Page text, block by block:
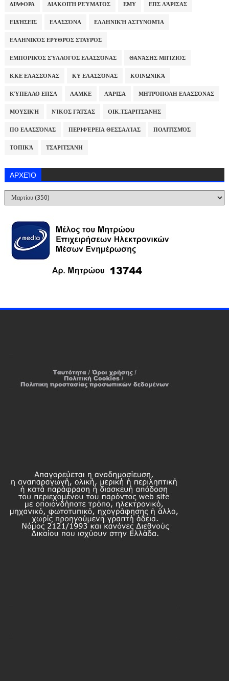
ΔΙΆΦΟΡΑ ΔΙΑΚΟΠΉ ΡΕΎΜΑΤΟΣ ΕΜΥ ΕΠΣ ΛΆΡΙΣΑΣ
ΕΙΔΉΣΕΙΣ ΕΛΑΣΣΌΝΑ ΕΛΛΗΝΙΚΉ ΑΣΤΥΝΟΜΊΑ
ΕΛΛΗΝΙΚΌΣ ΕΡΥΘΡΌΣ ΣΤΑΥΡΌΣ
ΕΜΠΟΡΙΚΌΣ ΣΎΛΛΟΓΟΣ ΕΛΑΣΣΌΝΑΣ ΘΑΝΆΣΗΣ ΜΠΊΖΙΟΣ
ΚΚΕ ΕΛΑΣΣΌΝΑΣ ΚΥ ΕΛΑΣΣΌΝΑΣ ΚΟΙΝΩΝΙΚΆ
ΚΎΠΕΛΛΟ ΕΠΣΛ ΛΑΜΚΕ ΛΆΡΙΣΑ ΜΗΤΡΌΠΟΛΗ ΕΛΑΣΣΌΝΑΣ
ΜΟΥΣΙΚΉ ΝΊΚΟΣ ΓΆΤΣΑΣ ΟΙΚ.ΤΣΑΡΙΤΣΆΝΗΣ
ΠΟ ΕΛΑΣΣΌΝΑΣ ΠΕΡΙΦΈΡΕΙΑ ΘΕΣΣΑΛΊΑΣ ΠΟΛΙΤΙΣΜΌΣ
ΤΟΠΙΚΆ ΤΣΑΡΙΤΣΆΝΗ
ΑΡΧΕΊΟ